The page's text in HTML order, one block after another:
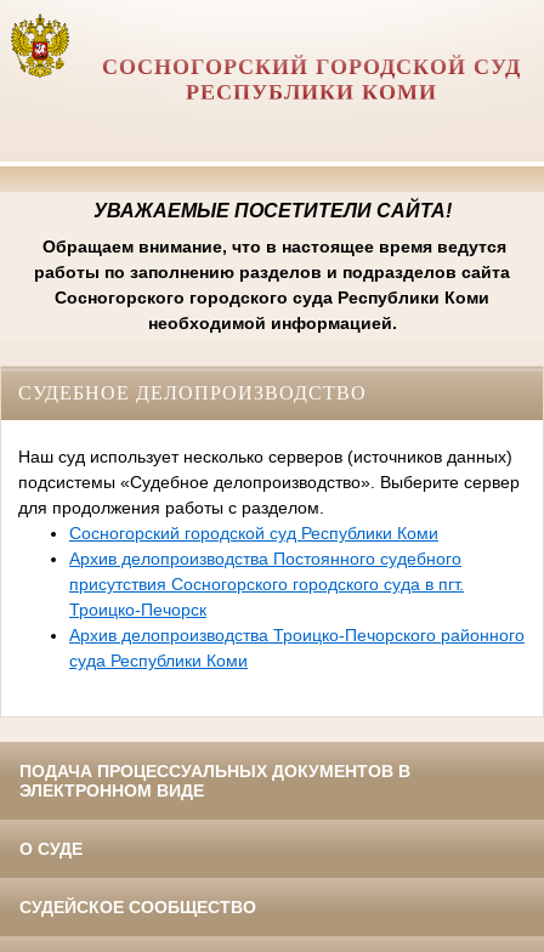
СОСНОГОРСКИЙ ГОРОДСКОЙ СУД
РЕСПУБЛИКИ КОМИ
УВАЖАЕМЫЕ ПОСЕТИТЕЛИ САЙТА!
Обращаем внимание, что в настоящее время ведутся
работы по заполнению разделов и подразделов сайта
Сосногорского городского суда Республики Коми
необходимой информацией.
СУДЕБНОЕ ДЕЛОПРОИЗВОДСТВО
Наш суд использует несколько серверов (источников данных)
подсистемы «Судебное делопроизводство». Выберите сервер
для продолжения работы с разделом.
Сосногорский городской суд Республики Коми
Архив делопроизводства Постоянного судебного
присутствия Сосногорского городского суда в пгт.
Троицко-Печорск
Архив делопроизводства Троицко-Печорского районного
суда Республики Коми
ПОДАЧА ПРОЦЕССУАЛЬНЫХ ДОКУМЕНТОВ В
ЭЛЕКТРОННОМ ВИДЕ
О СУДЕ
СУДЕЙСКОЕ СООБЩЕСТВО